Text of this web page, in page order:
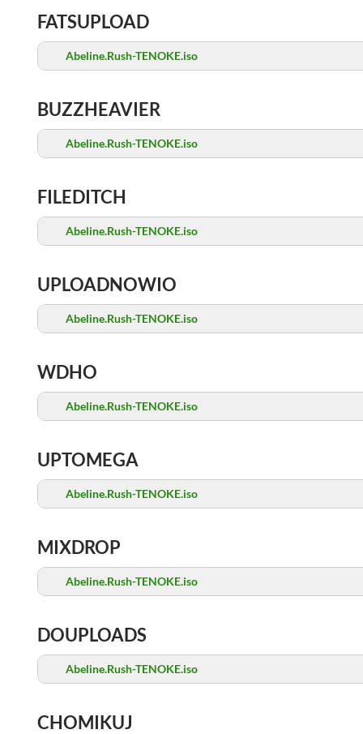
FATSUPLOAD
Abeline.Rush-TENOKE.iso
BUZZHEAVIER
Abeline.Rush-TENOKE.iso
FILEDITCH
Abeline.Rush-TENOKE.iso
UPLOADNOWIO
Abeline.Rush-TENOKE.iso
WDHO
Abeline.Rush-TENOKE.iso
UPTOMEGA
Abeline.Rush-TENOKE.iso
MIXDROP
Abeline.Rush-TENOKE.iso
DOUPLOADS
Abeline.Rush-TENOKE.iso
CHOMIKUJ